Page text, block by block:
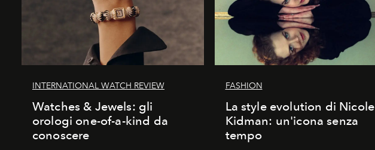
INTERNATIONAL WATCH REVIEW
Watches & Jewels: gli
orologi one-of-a-kind da
conoscere
FASHION
La style evolution di Nicole
Kidman: un'icona senza
tempo